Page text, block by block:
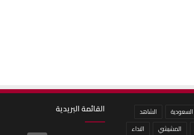
السعودية
الشاهد
المشيشي
النداء
القائمة البريدية